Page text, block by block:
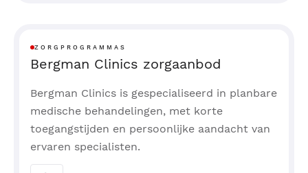
ZORGPROGRAMMAS
Bergman Clinics zorgaanbod
Bergman Clinics is gespecialiseerd in planbare
medische behandelingen, met korte
toegangstijden en persoonlijke aandacht van
ervaren specialisten.